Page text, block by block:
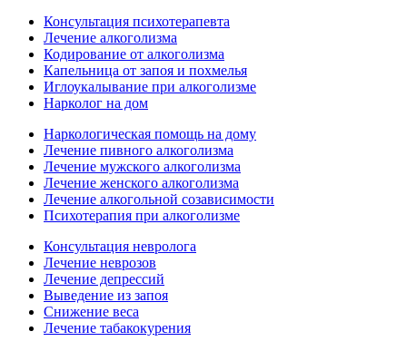
Консультация психотерапевта
Лечение алкоголизма
Кодирование от алкоголизма
Капельница от запоя и похмелья
Иглоукалывание при алкоголизме
Нарколог на дом
Наркологическая помощь на дому
Лечение пивного алкоголизма
Лечение мужского алкоголизма
Лечение женского алкоголизма
Лечение алкогольной созависимости
Психотерапия при алкоголизме
Консультация невролога
Лечение неврозов
Лечение депрессий
Выведение из запоя
Снижение веса
Лечение табакокурения